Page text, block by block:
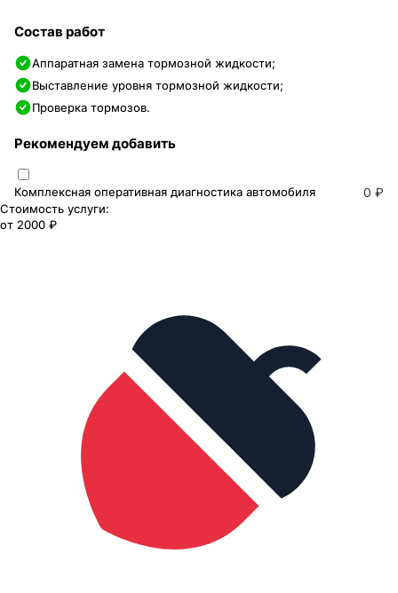
Состав работ
Аппаратная замена тормозной жидкости;
Выставление уровня тормозной жидкости;
Проверка тормозов.
Рекомендуем добавить
Комплексная оперативная диагностика автомобиля 0 ₽
Стоимость услуги:
от 2000 ₽